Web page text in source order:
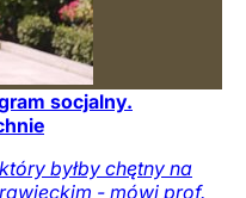
socjalny.
byłby chętny na
- mówi prof.